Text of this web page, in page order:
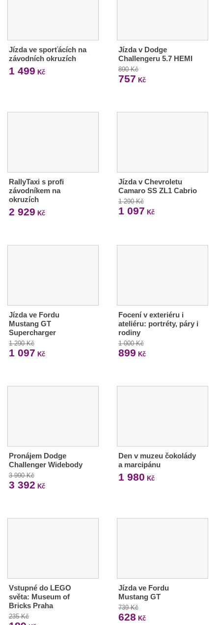
Jízda ve sporťácích na
závodních okruzích
1 499 Kč
Jízda v Dodge
Challengeru 5.7 HEMI
890 Kč
757 Kč
RallyTaxi s profi
závodníkem na
okruzích
2 929 Kč
Jízda v Chevroletu
Camaro SS ZL1 Cabrio
1 290 Kč
1 097 Kč
Jízda ve Fordu
Mustang GT
Supercharger
1 290 Kč
1 097 Kč
Focení v exteriéru i
ateliéru: portréty, páry i
rodiny
1 000 Kč
899 Kč
Pronájem Dodge
Challenger Widebody
3 990 Kč
3 392 Kč
Den v muzeu čokolády
a marcipánu
1 980 Kč
Vstupné do LEGO
světa: Museum of
Bricks Praha
235 Kč
Jízda ve Fordu
Mustang GT
739 Kč
628 Kč